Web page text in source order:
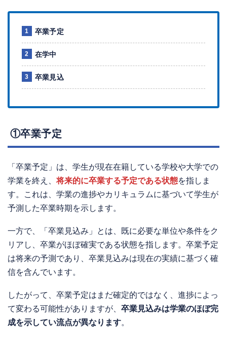
卒業予定
在学中
卒業見込
①卒業予定
「卒業予定」は、学生が現在在籍している学校や大学での
学業を終え、将来的に卒業する予定である状態を指しま
す。これは、学業の進捗やカリキュラムに基づいて学生が
予測した卒業時期を示します。
一方で、「卒業見込み」とは、既に必要な単位や条件をク
リアし、卒業がほぼ確実である状態を指します。卒業予定
は将来の予測であり、卒業見込みは現在の実績に基づく確
信を含んでいます。
したがって、卒業予定はまだ確定的ではなく、進捗によっ
て変わる可能性がありますが、 卒業見込みは学業のほぼ完
成を示してい流点が異なります。